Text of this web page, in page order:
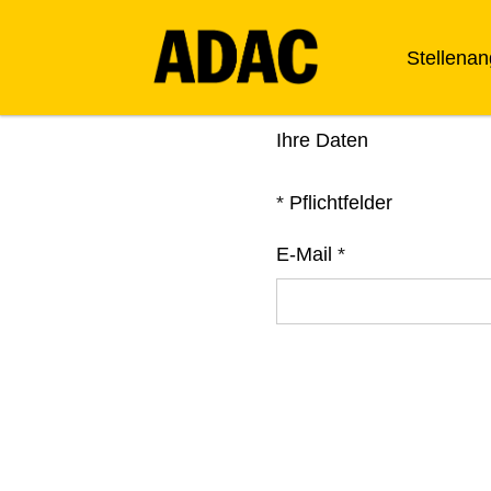
Ihre Daten
* Pflichtfelder
E-Mail *